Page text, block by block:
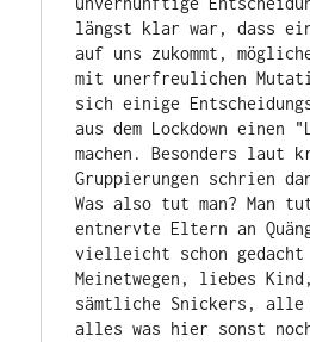
längst klar war, dass
auf uns zukommt,
mit unerfreulichen
sich einige
aus dem Lockdown einen
machen. Besonders laut
Gruppierungen schrien
Was also tut man? Man
entnervte Eltern an
vielleicht schon gedacht
Meinetwegen, liebes
sämtliche Snickers, alle
alles was hier sonst